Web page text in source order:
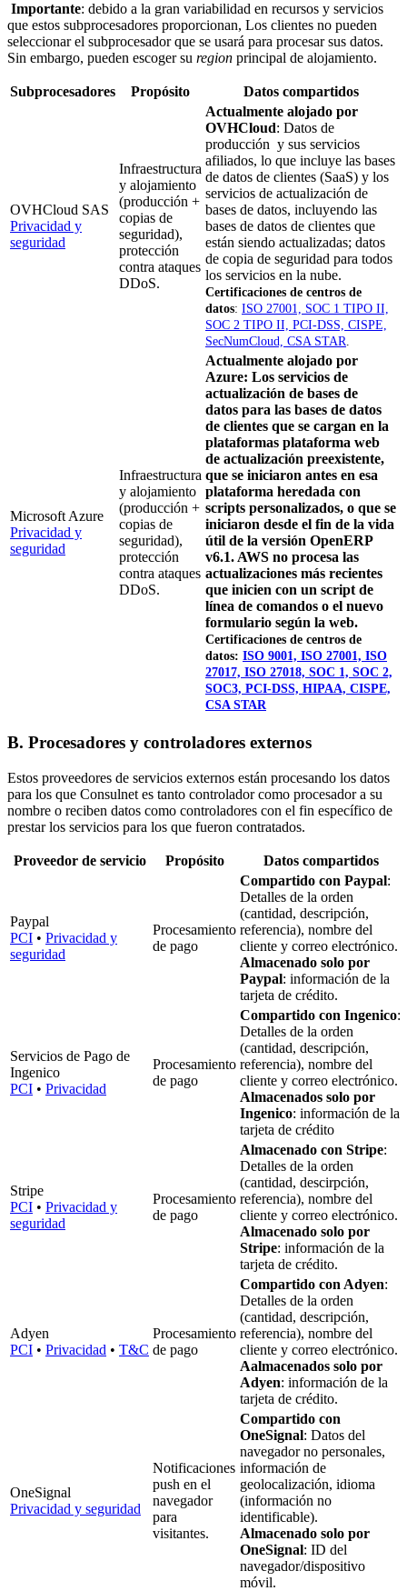
Importante: debido a la gran variabilidad en recursos y servicios
que estos subprocesadores proporcionan, Los clientes no pueden
seleccionar el subprocesador que se usará para procesar sus datos.
Sin embargo, pueden escoger su region principal de alojamiento.
Subprocesadores Propósito Datos compartidos
OVHCloud SAS
Privacidad y
seguridad
Infraestructura
y alojamiento
(producción +
copias de
seguridad),
protección
contra ataques
DDoS.
Actualmente alojado por
OVHCloud: Datos de
producción y sus servicios
afiliados, lo que incluye las bases
de datos de clientes (SaaS) y los
servicios de actualización de
bases de datos, incluyendo las
bases de datos de clientes que
están siendo actualizadas; datos
de copia de seguridad para todos
los servicios en la nube.
Certificaciones de centros de
datos: ISO 27001, SOC 1 TIPO II,
SOC 2 TIPO II, PCI-DSS, CISPE,
SecNumCloud, CSA STAR.
Microsoft Azure
Privacidad y
seguridad
Infraestructura
y alojamiento
(producción +
copias de
seguridad),
protección
contra ataques
DDoS.
Actualmente alojado por
Azure: Los servicios de
actualización de bases de
datos para las bases de datos
de clientes que se cargan en la
plataformas plataforma web
de actualización preexistente,
que se iniciaron antes en esa
plataforma heredada con
scripts personalizados, o que se
iniciaron desde el fin de la vida
útil de la versión OpenERP
v6.1. AWS no procesa las
actualizaciones más recientes
que inicien con un script de
línea de comandos o el nuevo
formulario según la web.
Certificaciones de centros de
datos: ISO 9001, ISO 27001, ISO
27017, ISO 27018, SOC 1, SOC 2,
SOC3, PCI-DSS, HIPAA, CISPE,
CSA STAR
B. Procesadores y controladores externos
Estos proveedores de servicios externos están procesando los datos
para los que Consulnet es tanto controlador como procesador a su
nombre o reciben datos como controladores con el fin específico de
prestar los servicios para los que fueron contratados.
Proveedor de servicio Propósito Datos compartidos
Paypal
PCI • Privacidad y
seguridad
Procesamiento
de pago
Compartido con Paypal:
Detalles de la orden
(cantidad, descripción,
referencia), nombre del
cliente y correo electrónico.
Almacenado solo por
Paypal: información de la
tarjeta de crédito.
Servicios de Pago de
Ingenico
PCI • Privacidad
Procesamiento
de pago
Compartido con Ingenico:
Detalles de la orden
(cantidad, descripción,
referencia), nombre del
cliente y correo electrónico.
Almacenados solo por
Ingenico: información de la
tarjeta de crédito
Stripe
PCI • Privacidad y
seguridad
Procesamiento
de pago
Almacenado con Stripe:
Detalles de la orden
(cantidad, descirpción,
referencia), nombre del
cliente y correo electrónico.
Almacenado solo por
Stripe: información de la
tarjeta de crédito.
Adyen
PCI • Privacidad • T&C
Procesamiento
de pago
Compartido con Adyen:
Detalles de la orden
(cantidad, descripción,
referencia), nombre del
cliente y correo electrónico.
Aalmacenados solo por
Adyen: información de la
tarjeta de crédito.
OneSignal
Privacidad y seguridad
Notificaciones
push en el
navegador
para
visitantes.
Compartido con
OneSignal: Datos del
navegador no personales,
información de
geolocalización, idioma
(información no
identificable).
Almacenado solo por
OneSignal: ID del
navegador/dispositivo
móvil.